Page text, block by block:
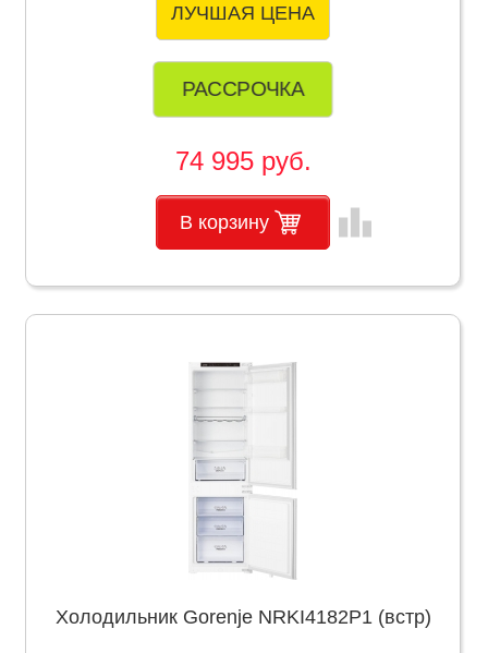
ЛУЧШАЯ ЦЕНА
РАССРОЧКА
74 995 руб.
В корзину leaderboard
Холодильник Gorenje NRKI4182P1 (встр)